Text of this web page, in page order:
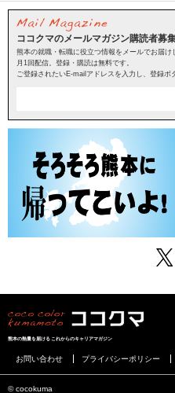
ココクマのメールマガジン購読者募
熊本の就職・転職に役立つ情報をメールでお届け
月1回配信。登録・購読は無料です。
ご登録されたいE-mailアドレスを入力し、登録ボ
熊本の熱量を届けるこれからのキャリアマガジン
お問い合わせ プライバシーポリシー
©︎ cocokuma